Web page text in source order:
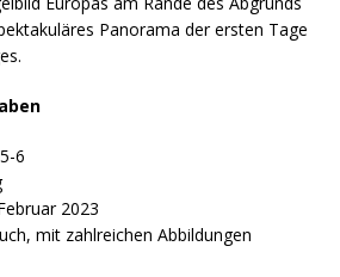
Panorama der ersten Tage
6
2023
mit zahlreichen Abbildungen